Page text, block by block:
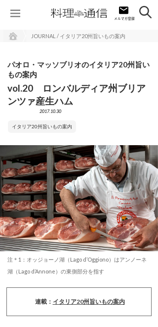
JOURNAL / イタリア20州旨いもの案内
パオロ・マッソブリオのイタリア20州旨い
もの案内
vol.20 ロンバルディア州ブリア
ンツァ産生ハム
2017.10.30
イタリア20州旨いもの案内
注＊1：オッジョーノ湖（Lago d’Oggiono）はアンノーネ
湖（Lago d’Annone）の東側部分を指す
連載： イタリア20州旨いもの案内